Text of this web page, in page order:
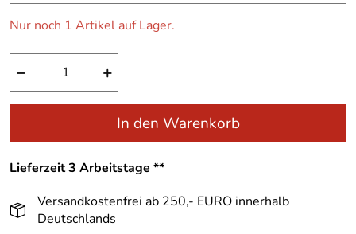
Nur noch 1 Artikel auf Lager.
− +
In den Warenkorb
Lieferzeit 3 Arbeitstage **
Versandkostenfrei ab 250,- EURO innerhalb
Deutschlands